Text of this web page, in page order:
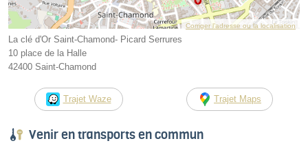
Corriger l’adresse ou la localisation
La clé d'Or Saint-Chamond- Picard Serrures
10 place de la Halle
42400 Saint-Chamond
Trajet Waze Trajet Maps
Venir en transports en commun